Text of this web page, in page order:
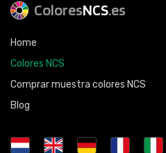
ColoresNCS.es
Home
Colores NCS
Comprar muestra colores NCS
Blog